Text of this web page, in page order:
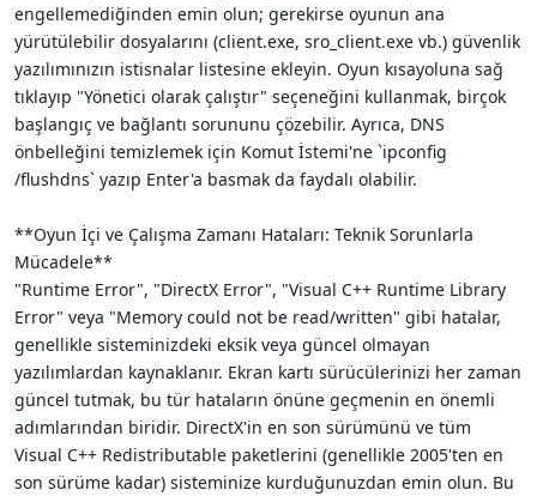
engellemediğinden emin olun; gerekirse oyunun ana
yürütülebilir dosyalarını (client.exe, sro_client.exe vb.) güvenlik
yazılımınızın istisnalar listesine ekleyin. Oyun kısayoluna sağ
tıklayıp "Yönetici olarak çalıştır" seçeneğini kullanmak, birçok
başlangıç ve bağlantı sorununu çözebilir. Ayrıca, DNS
önbelleğini temizlemek için Komut İstemi'ne `ipconfig
/flushdns` yazıp Enter'a basmak da faydalı olabilir.
**Oyun İçi ve Çalışma Zamanı Hataları: Teknik Sorunlarla
Mücadele**
"Runtime Error", "DirectX Error", "Visual C++ Runtime Library
Error" veya "Memory could not be read/written" gibi hatalar,
genellikle sisteminizdeki eksik veya güncel olmayan
yazılımlardan kaynaklanır. Ekran kartı sürücülerinizi her zaman
güncel tutmak, bu tür hataların önüne geçmenin en önemli
adımlarından biridir. DirectX'in en son sürümünü ve tüm
Visual C++ Redistributable paketlerini (genellikle 2005'ten en
son sürüme kadar) sisteminize kurduğunuzdan emin olun. Bu